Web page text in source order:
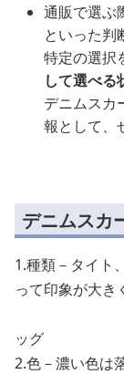
通販で選ぶ
といった判
特定の選択
して選べる
デニムスカ
報として、
デニムスカ
1.種類－タイト
って印象が大き
ッグ
2.色－濃い色は